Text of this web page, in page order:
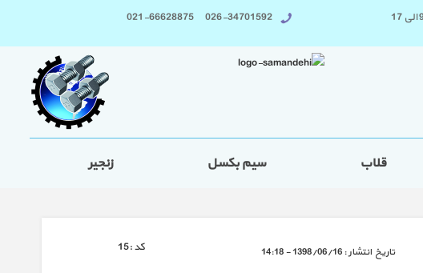
026-34701592 021-66628875
قلاب سیم بکسل زنجیر
تاريخ انتشار : 1398/06/16 - 14:18 كد :15